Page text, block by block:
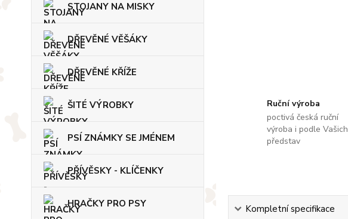
STOJANY NA MISKY
DŘEVĚNÉ VĚŠÁKY
DŘEVĚNÉ KŘÍŽE
ŠITÉ VÝROBKY
PSÍ ZNÁMKY SE JMÉNEM
PŘÍVĚSKY - KLÍČENKY
HRAČKY PRO PSY
Ruční výroba
poctivá česká ruční
výroba i podle Vašich
představ
Kompletní specifikace